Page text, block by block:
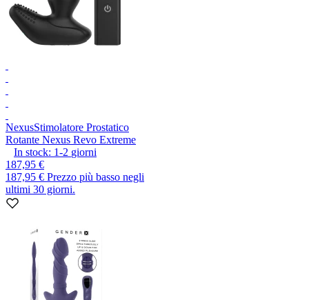
NexusStimolatore Prostatico
Rotante Nexus Revo Extreme
In stock: 1-2 giorni
187,95 €
187,95 € Prezzo più basso negli
ultimi 30 giorni.